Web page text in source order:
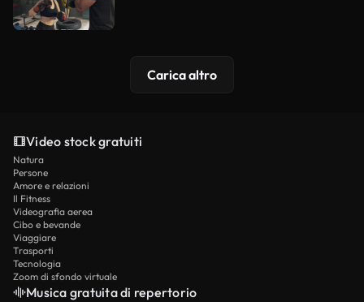
Carica altro
Video stock gratuiti
Natura
Persone
Amore e relazioni
Il Fitness
Videografia aerea
Cibo e bevande
Viaggiare
Trasporti
Tecnologia
Zoom di sfondo virtuale
Musica gratuita di repertorio